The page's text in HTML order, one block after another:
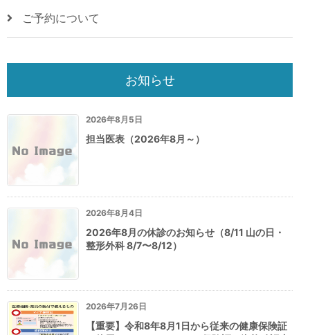
ご予約について
お知らせ
2026年8月5日
担当医表（2026年8月～）
2026年8月4日
2026年8月の休診のお知らせ（8/11 山の日・
整形外科 8/7〜8/12）
2026年7月26日
【重要】令和8年8月1日から従来の健康保険証